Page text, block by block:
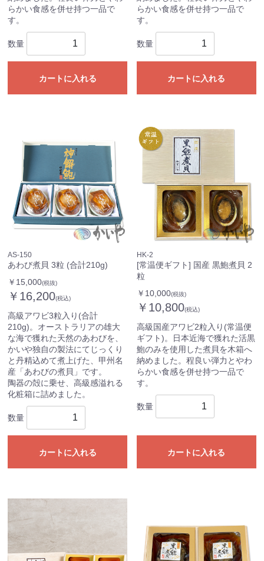
らかい食感を併せ持つ一品で
す。
数量
カートに入れる
らかい食感を併せ持つ一品で
す。
数量
カートに入れる
AS-150
あわび煮貝 3粒 (合計210g)
￥15,000(税抜)
￥16,200(税込)
高級アワビ3粒入り(合計
210g)。オーストラリアの雄大
な海で獲れた天然のあわびを、
かいや独自の製法にてじっくり
と丹精込めて煮上げた、甲州名
産「あわびの煮貝」です。
陶器の殻に乗せ、高級感溢れる
化粧箱に詰めました。
数量
カートに入れる
HK-2
[常温便ギフト] 国産 黒鮑煮貝 2
粒
￥10,000(税抜)
￥10,800(税込)
高級国産アワビ2粒入り(常温便
ギフト)。日本近海で獲れた活黒
鮑のみを使用した煮貝を木箱へ
納めました。程良い弾力とやわ
らかい食感を併せ持つ一品で
す。
数量
カートに入れる